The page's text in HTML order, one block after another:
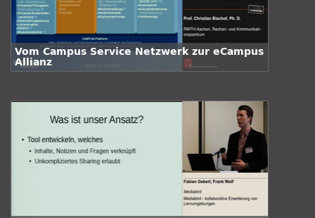
Vom Campus Service Netzwerk zur eCampus
Allianz